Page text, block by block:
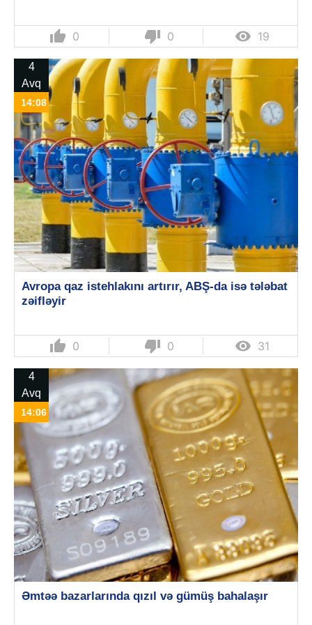
thumb_up 0 thumb_down 0  19
4
Avq
14:08
Avropa qaz istehlakını artırır, ABŞ-da isə tələbat
zəifləyir
thumb_up 0 thumb_down 0  31
4
Avq
14:06
Əmtəə bazarlarında qızıl və gümüş bahalaşır